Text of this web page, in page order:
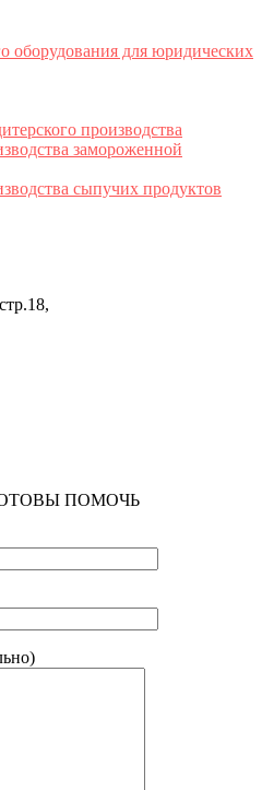
оборудования для юридических
производства
замороженной
сыпучих продуктов
ПОМОЧЬ